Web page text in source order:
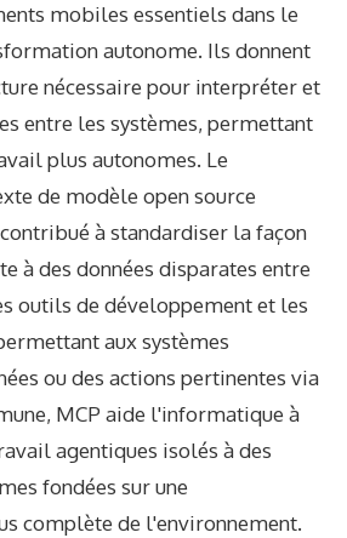
mobiles essentiels dans le
autonome. Ils donnent
nécessaire pour interpréter et
entre les systèmes, permettant
plus autonomes. Le
de modèle open source
à standardiser la façon
à des données disparates entre
outils de développement et les
aux systèmes
ou des actions pertinentes via
MCP aide l'informatique à
agentiques isolés à des
fondées sur une
complète de l'environnement.